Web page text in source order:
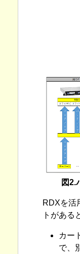
図2.
RDXを活
トがある
カー
で、